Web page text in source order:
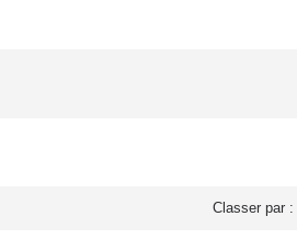
Classer par :